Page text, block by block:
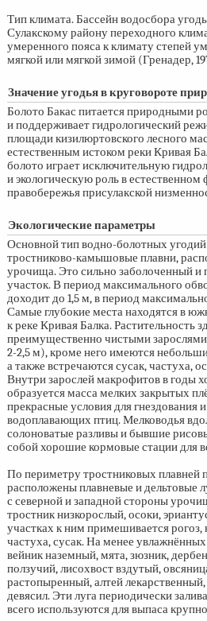
Тип климата. Бассейн водосбора
Сулакскому району переходного
умеренного пояса к климату степей
мягкой или мягкой зимой (Гренадер,
Значение угодья в круговороте
Болото Бакас питается природными
и поддерживает гидрологический
площади кизилюртовского лесного
естественным истоком реки Кривая
болото играет исключительную
и экологическую роль в
правобережья присулакской
Экологические параметры
Основной тип водно-болотных
тростниково-камышовые плавни,
урочища. Это сильно заболоченный и
участок. В период максимального
доходит до 1,5 м, в период
Самые глубокие места находятся в
к реке Кривая Балка. Растительность
преимущественно чистыми
2-2,5 м),кроме него имеются
а также встречаются сусак, частуха,
Внутри зарослей макрофитов в годы
образуется масса мелких закрытых
прекрасные условия для гнездования
водоплавающих птиц. Мелководья
солоноватые разливы и бывшие
собой хорошие кормовые стации для
По периметру тростниковых плавней
расположены плавневые и дельтовые
с северной и западной стороны
тростник низкорослый, осоки,
участках к ним примешивается
частуха, сусак. На менее
вейник наземный, мята, зюзник,
ползучий, лисохвост вздутый,
растопыренный, алтей
девясил. Эти луга периодически
всего используются для выпаса